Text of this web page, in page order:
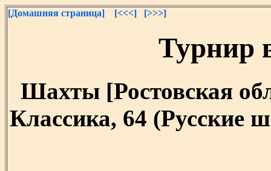
[Домашняя страница] [<<<] [>>>]
Турнир
Шахты [Ростовская
Классика, 64 (Русские